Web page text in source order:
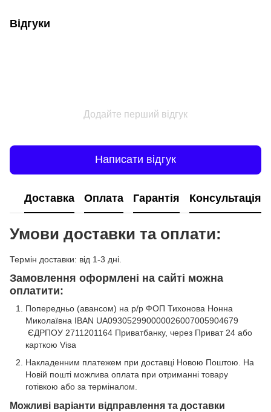
Відгуки
Додайте перший відгук
Написати відгук
Доставка Оплата Гарантія Консультація
Умови доставки та оплати:
Термін доставки: від 1-3 дні.
Замовлення оформлені на сайті можна
оплатити:
Попередньо (авансом) на р/р ФОП Тихонова Нонна
Миколаївна IBAN UA093052990000026007005904679
ЄДРПОУ 2711201164 Приватбанку, через Приват 24 або
карткою Visa
Накладенним платежем при доставці Новою Поштою. На
Новій пошті можлива оплата при отриманні товару
готівкою або за терміналом.
Можливі варіанти відправлення та доставки